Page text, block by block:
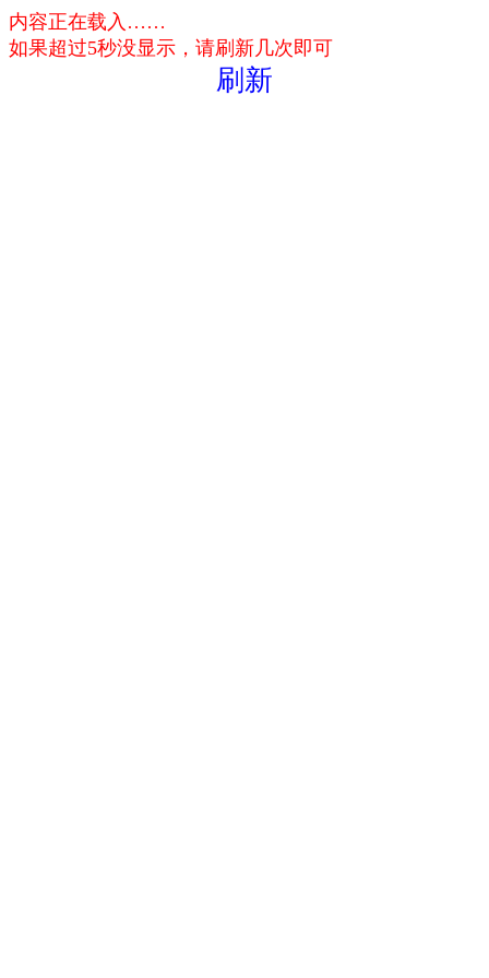
内容正在载入……
如果超过5秒没显示，请刷新几次即可
刷新